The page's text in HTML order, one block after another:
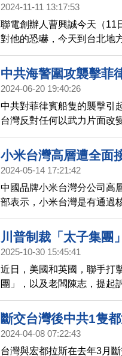
2024-11-11 13:17:53
聯電創辦人曹興誠今天（11
對他的恐嚇，今天到台北地
真正在損害兩岸同胞和中華
民，認清中共的邪惡。
中共海警圍攻襲擊菲
2024-06-20 19:40:26
中共對菲律賓船隻的襲擊引
台灣反對任何以武力片面改
軍事脅迫。美國國務卿布林
域和平穩定，並重申美國根
諾。此外，日本自衛隊統合
隊始終站在菲律賓這邊，並
小米台灣高層遭全面
2024-05-14 17:21:42
中國品牌小米台灣分公司高
部表示，小米台灣是有通過
起台灣通訊界關注，我們請
層變動，由中國小米高層全
小米未來電動車的部分，似
川普制裁「太子集團
2025-10-30 15:45:41
近日，美國和英國，聯手打
團」，以及老闆陳志，提起
特幣。
斷交台灣後中共1隻
2024-04-08 07:22:43
台灣與宏都拉斯在去年3月